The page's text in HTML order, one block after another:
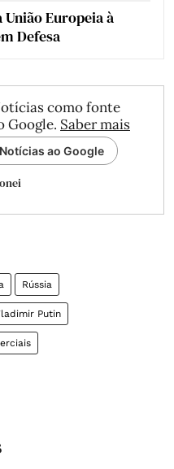
Europeia à
Defesa
como fonte
Google. Saber mais
ao Google
Rússia
Putin